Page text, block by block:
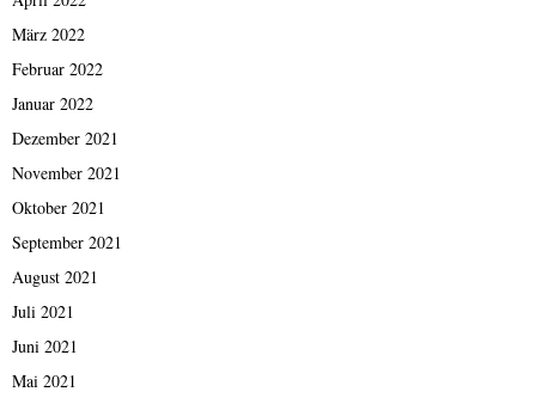
März 2022
Februar 2022
Januar 2022
Dezember 2021
November 2021
Oktober 2021
September 2021
August 2021
Juli 2021
Juni 2021
Mai 2021